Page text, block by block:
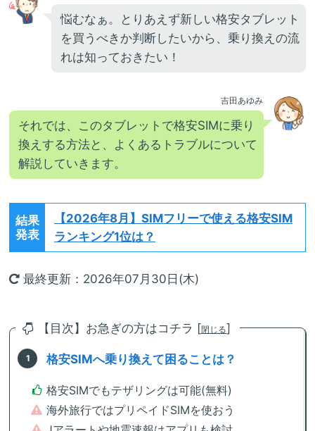
悩むなぁ。とりあえず新しい格安タブレット
を買うべきか判断したいから、乗り換えの流
れは知っておきたい！
吉田あゆみ
それでは、このタブレットで格安SIMに乗り
換えする方法と、よくあるトラブルについて
解説していきます。
結果
発表
【2026年8月】 SIMフリーで使える格安SIM
ランキング1位は？
最終更新：2026年07月30日(木)
【目次】お急ぎの方はコチラ [閉じる]
格安SIMへ乗り換えて困ることは？
格安SIMでもテザリングは可能(無料)
海外旅行ではプリペイドSIMを使おう